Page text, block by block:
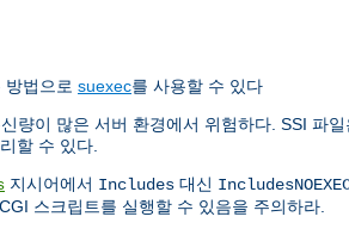
방법으로 suexec를 사용할 수 있다
량이 많은 서버 환경에서 위험하다. SSI 파
할 수 있다.
지시어에서 Includes 대신
스크립트를 실행할 수 있음을 주의하라.